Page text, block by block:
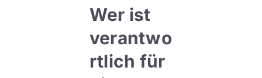
Wer ist
verantwo
rtlich für